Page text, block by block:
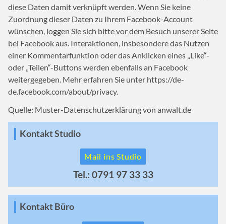
diese Daten damit verknüpft werden. Wenn Sie keine
Zuordnung dieser Daten zu Ihrem Facebook-Account
wünschen, loggen Sie sich bitte vor dem Besuch unserer Seite
bei Facebook aus. Interaktionen, insbesondere das Nutzen
einer Kommentarfunktion oder das Anklicken eines „Like“-
oder „Teilen“-Buttons werden ebenfalls an Facebook
weitergegeben. Mehr erfahren Sie unter https://de-
de.facebook.com/about/privacy.
Quelle: Muster-Datenschutzerklärung von anwalt.de
Kontakt Studio
Mail ins Studio
Tel.: 0791 97 33 33
Kontakt Büro